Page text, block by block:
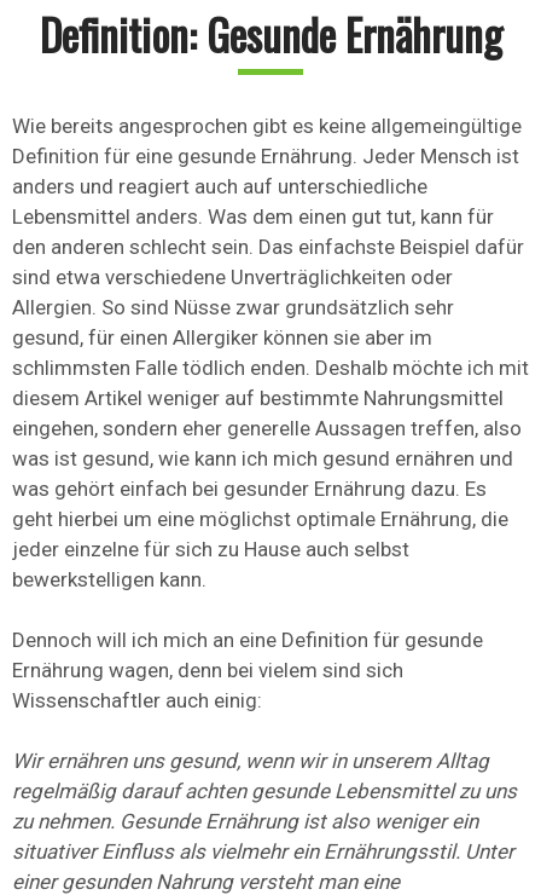
Definition: Gesunde Ernährung
Wie bereits angesprochen gibt es keine allgemeingültige
Definition für eine gesunde Ernährung. Jeder Mensch ist
anders und reagiert auch auf unterschiedliche
Lebensmittel anders. Was dem einen gut tut, kann für
den anderen schlecht sein. Das einfachste Beispiel dafür
sind etwa verschiedene Unverträglichkeiten oder
Allergien. So sind Nüsse zwar grundsätzlich sehr
gesund, für einen Allergiker können sie aber im
schlimmsten Falle tödlich enden. Deshalb möchte ich mit
diesem Artikel weniger auf bestimmte Nahrungsmittel
eingehen, sondern eher generelle Aussagen treffen, also
was ist gesund, wie kann ich mich gesund ernähren und
was gehört einfach bei gesunder Ernährung dazu. Es
geht hierbei um eine möglichst optimale Ernährung, die
jeder einzelne für sich zu Hause auch selbst
bewerkstelligen kann.
Dennoch will ich mich an eine Definition für gesunde
Ernährung wagen, denn bei vielem sind sich
Wissenschaftler auch einig:
Wir ernähren uns gesund, wenn wir in unserem Alltag
regelmäßig darauf achten gesunde Lebensmittel zu uns
zu nehmen. Gesunde Ernährung ist also weniger ein
situativer Einfluss als vielmehr ein Ernährungsstil. Unter
einer gesunden Nahrung versteht man eine